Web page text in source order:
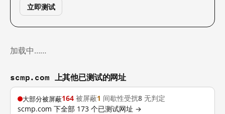
立即测试
加载中……
scmp.com 上其他已测试的网址
大部分被屏蔽164 被屏蔽1 间歇性受扰8 无判定
scmp.com 下全部 173 个已测试网址 →